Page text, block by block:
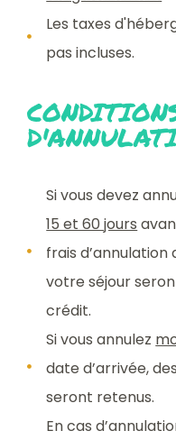
Les taxes
pas incluses.
Si vous devez
15 et 60 jours
frais d’annulation
votre séjour
crédit.
Si vous annulez
date d’arrivée,
seront retenus.
En cas